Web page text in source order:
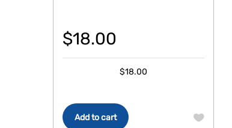
Add to cart
$18.00
$18.00